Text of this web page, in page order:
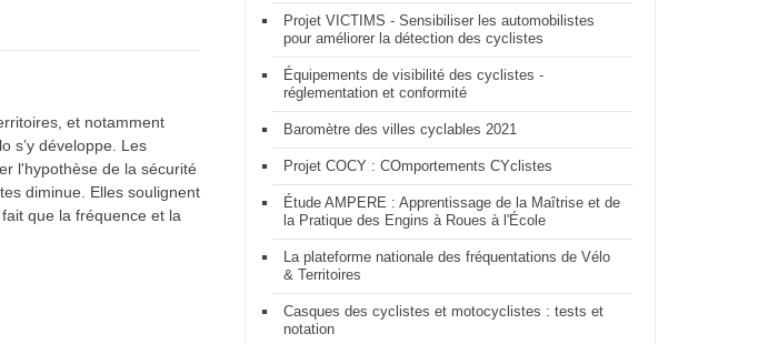
et notamment
s’y développe. Les
l'hypothèse de la sécurité
diminue. Elles soulignent
que la fréquence et la
Projet VICTIMS - Sensibiliser les automobilistes
pour améliorer la détection des cyclistes
Équipements de visibilité des cyclistes -
réglementation et conformité
Baromètre des villes cyclables 2021
Projet COCY : COmportements CYclistes
Étude AMPERE : Apprentissage de la Maîtrise et de
la Pratique des Engins à Roues à l'École
La plateforme nationale des fréquentations de Vélo
& Territoires
Casques des cyclistes et motocyclistes : tests et
notation